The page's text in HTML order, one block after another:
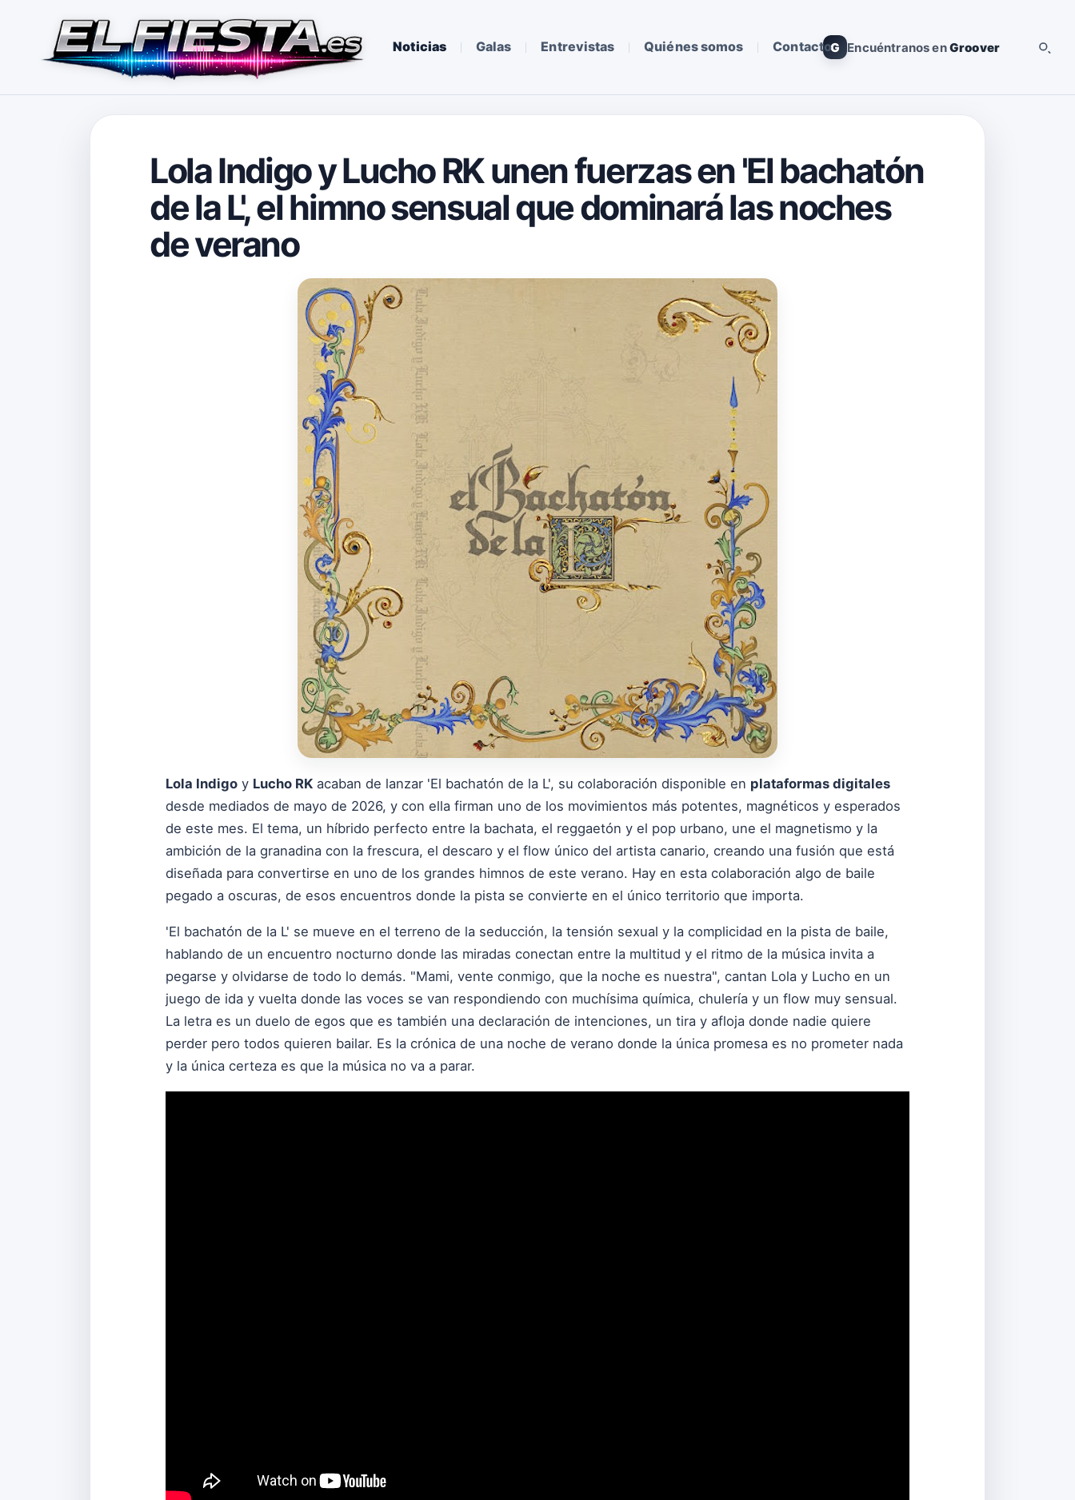
Noticias Galas Entrevistas Quiénes somos ContactoG Encuéntranos enGroover
Lola Indigo y Lucho RK unen fuerzas en 'El bachatón
de la L', el himno sensual que dominará las noches
de verano
Lola Indigo y Lucho RK acaban de lanzar 'El bachatón de la L', su colaboración disponible en plataformas digitales
desde mediados de mayo de 2026, y con ella firman uno de los movimientos más potentes, magnéticos y esperados
de este mes. El tema, un híbrido perfecto entre la bachata, el reggaetón y el pop urbano, une el magnetismo y la
ambición de la granadina con la frescura, el descaro y el flow único del artista canario, creando una fusión que está
diseñada para convertirse en uno de los grandes himnos de este verano. Hay en esta colaboración algo de baile
pegado a oscuras, de esos encuentros donde la pista se convierte en el único territorio que importa.
'El bachatón de la L' se mueve en el terreno de la seducción, la tensión sexual y la complicidad en la pista de baile,
hablando de un encuentro nocturno donde las miradas conectan entre la multitud y el ritmo de la música invita a
pegarse y olvidarse de todo lo demás. "Mami, vente conmigo, que la noche es nuestra", cantan Lola y Lucho en un
juego de ida y vuelta donde las voces se van respondiendo con muchísima química, chulería y un flow muy sensual.
La letra es un duelo de egos que es también una declaración de intenciones, un tira y afloja donde nadie quiere
perder pero todos quieren bailar. Es la crónica de una noche de verano donde la única promesa es no prometer nada
y la única certeza es que la música no va a parar.